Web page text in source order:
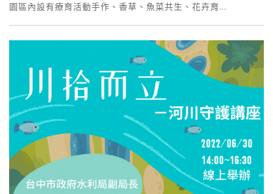
園區內設有療育活動手作、香草、魚菜共生、花卉育…